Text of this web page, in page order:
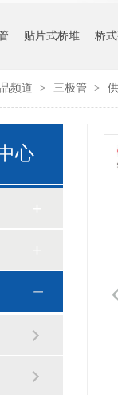
贴片式桥堆 桥
频道 > 三极管 >
心